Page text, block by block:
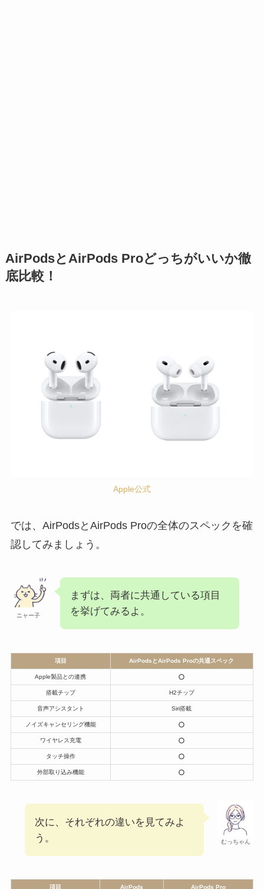
AirPodsとAirPods Proどっちがいいか徹
底比較！
Apple公式
では、AirPodsとAirPods Proの全体のスペックを確
認してみましょう。
ニャー子
まずは、両者に共通している項目
を挙げてみるよ。
項目 AirPodsとAirPods Proの共通スペック
Apple製品との連携
搭載チップ H2チップ
音声アシスタント Siri搭載
ノイズキャンセリング機能
ワイヤレス充電
タッチ操作
外部取り込み機能
むっちゃん
次に、それぞれの違いを見てみよ
う。
項目 AirPods AirPods Pro